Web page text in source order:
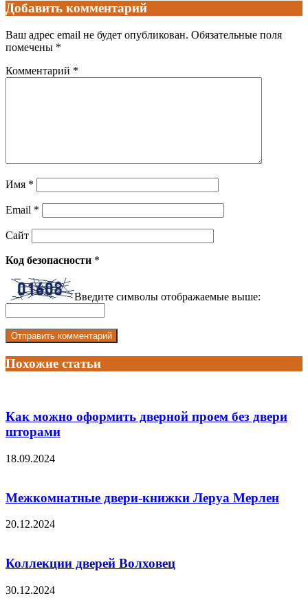
Добавить комментарий
Ваш адрес email не будет опубликован. Обязательные поля
помечены *
Комментарий *
Имя *
Email *
Сайт
Код безопасности *
Введите символы отображаемые выше:
Похожие статьи
Как можно оформить дверной проем без двери
шторами
18.09.2024
Межкомнатные двери-книжки Леруа Мерлен
20.12.2024
Коллекции дверей Волховец
30.12.2024